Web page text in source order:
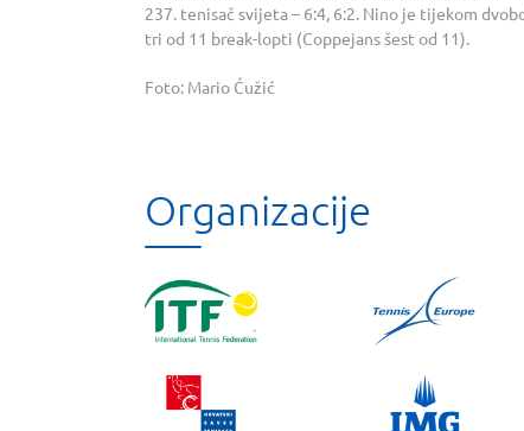
237. tenisač svijeta – 6:4, 6:2. Nino je tijekom
tri od 11 break-lopti (Coppejans šest od 11).
Foto: Mario Ćužić
Organizacije